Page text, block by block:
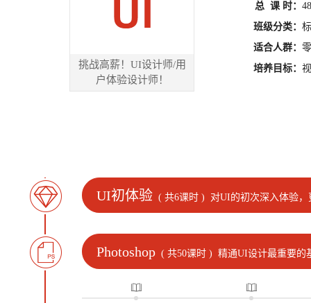
挑战高薪！UI设计师/用
户体验设计师！
总 课 时：
班级分类：
适合人群：
培养目标：
UI初体验 ( 共6课时 ) 对UI的初次深入体验
Photoshop ( 共50课时 ) 精通UI设计最重要